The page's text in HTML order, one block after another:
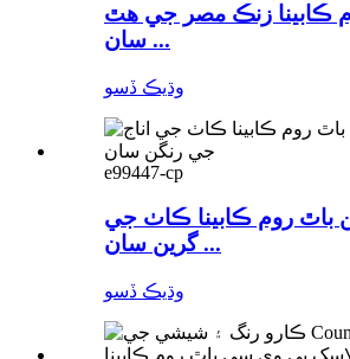
ڪابينا زنڪ مصر جي هٿ
سان ...
وڌيڪ ڏسو
e99447-cp
باٿ روم ڪابينا ڪاٺ جي
گرين سان ...
وڌيڪ ڏسو